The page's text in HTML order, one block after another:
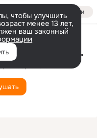
Войти
чтобы улучшить
менее 13 лет,
ваш законный
Sarà Perché Ti Amo (Techno Mix)